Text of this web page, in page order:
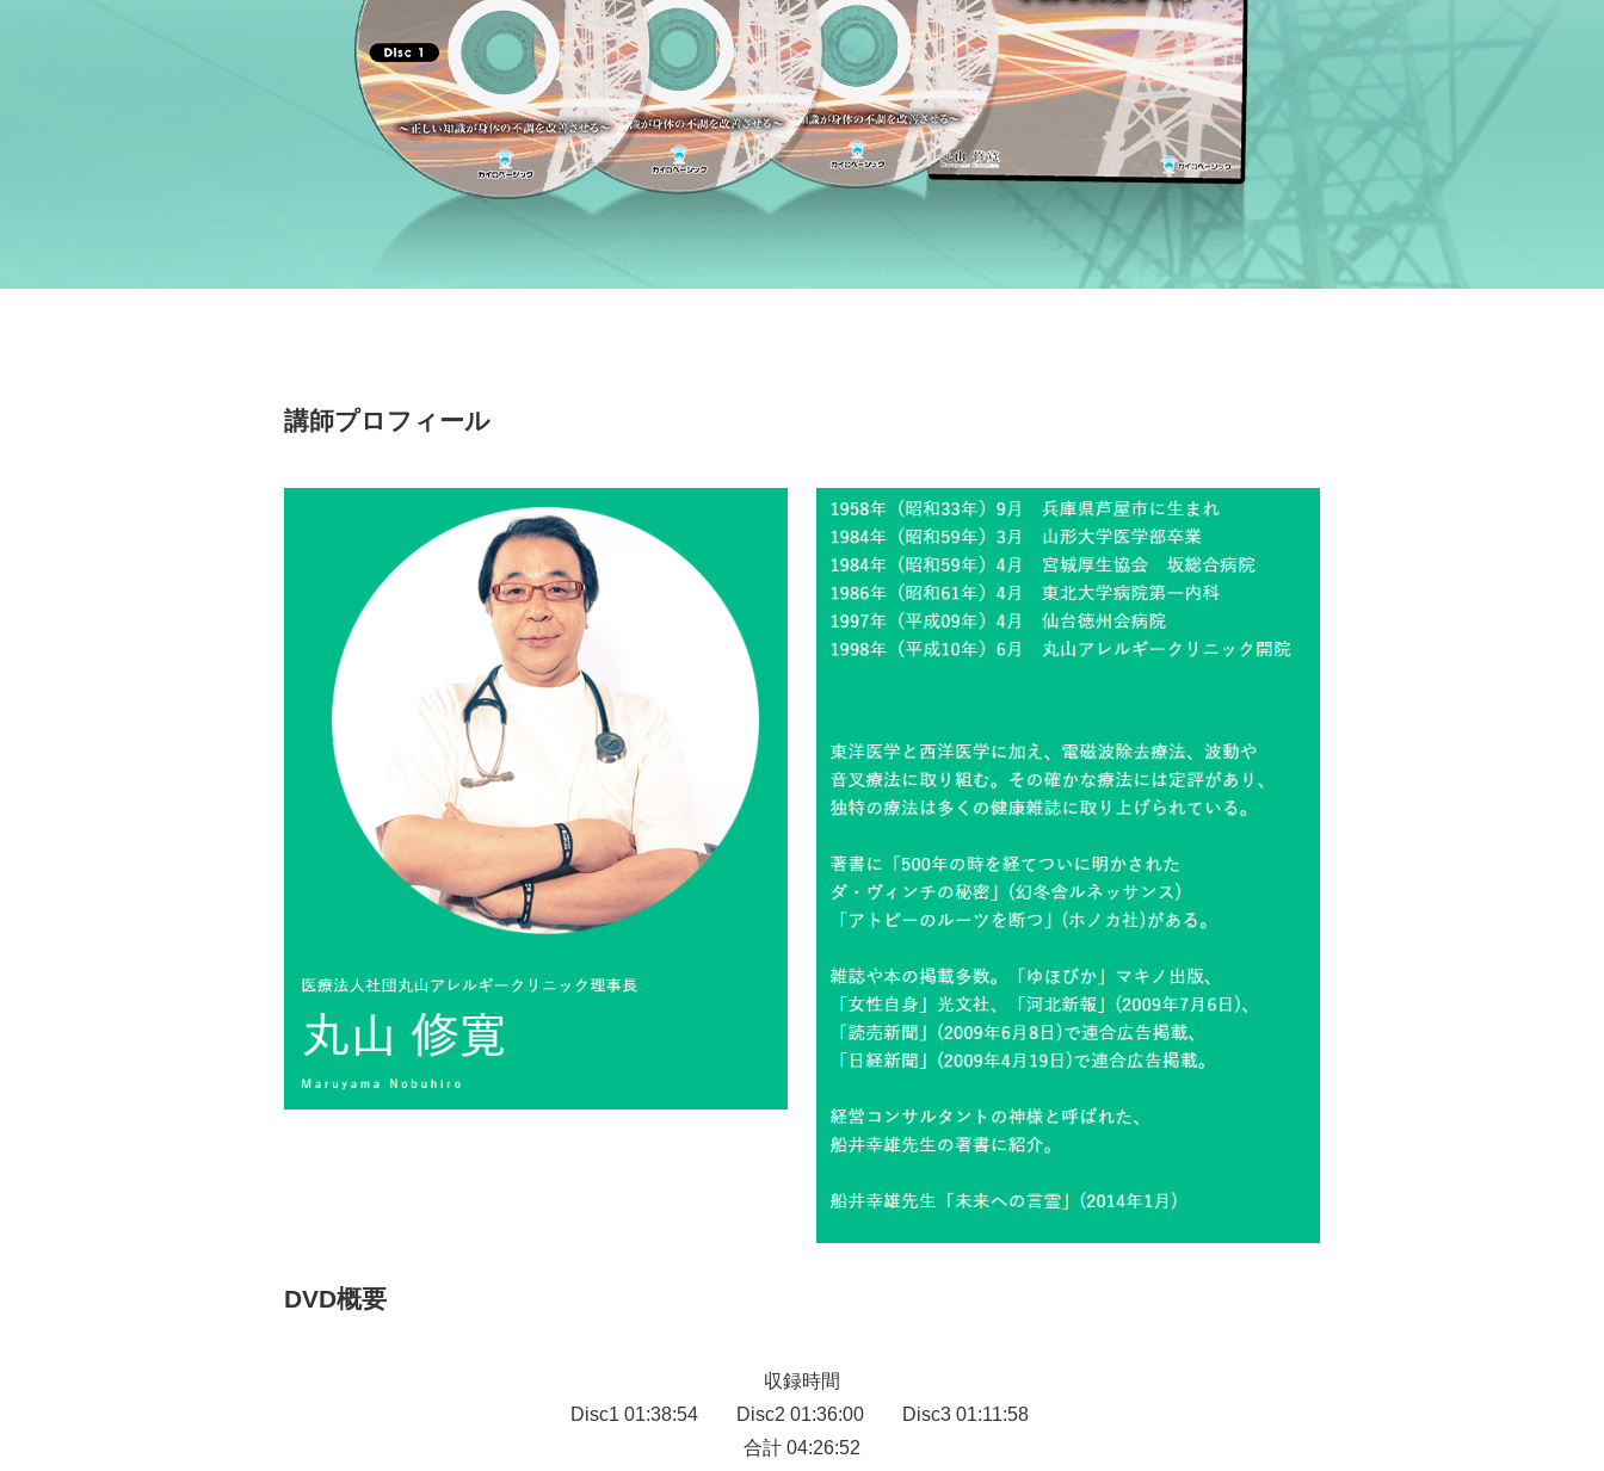
講師プロフィール
DVD概要
収録時間
Disc1 01:38:54 Disc2 01:36:00 Disc3 01:11:58
合計 04:26:52